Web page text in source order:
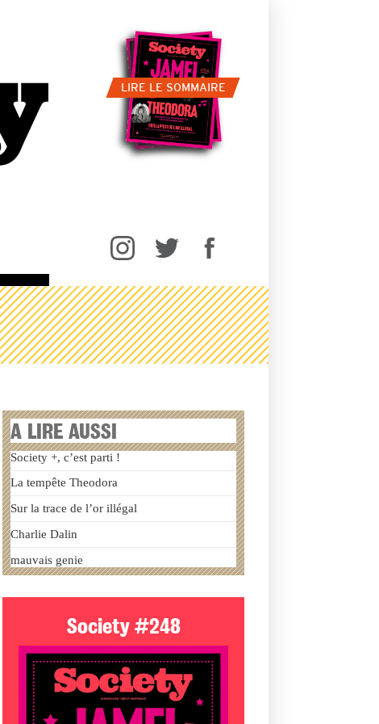
LIRE LE SOMMAIRE
A LIRE AUSSI
Society +, c’est parti !
La tempête Theodora
Sur la trace de l’or illégal
Charlie Dalin
mauvais genie
Society #248